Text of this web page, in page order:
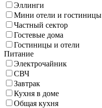
Эллинги
Мини отели и гостиницы
Частный сектор
Гостевые дома
Гостиницы и отели
Питание
Электрочайник
СВЧ
Завтрак
Кухня в доме
Общая кухня